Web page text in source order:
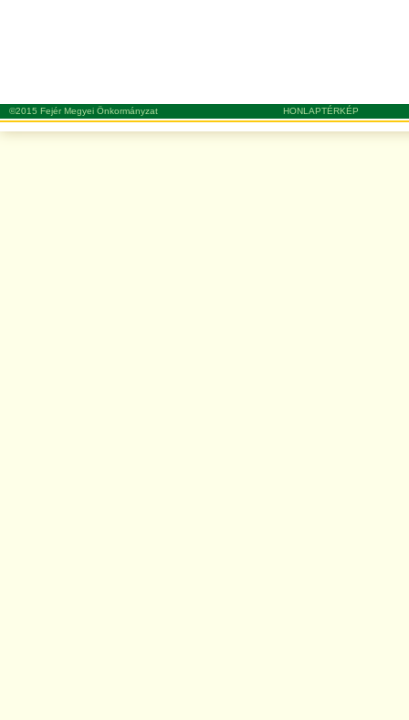
©2015 Fejér Megyei Önkormányzat HONLAPTÉRKÉP